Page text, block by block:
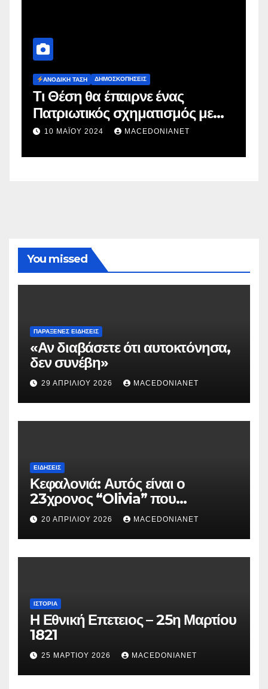
ΔΗΜΟΣΚΟΠΉΣΕΙΣ
Ευρωεκλογές 2024: Πρόθεση
Ψήφου
2 ΜΑΪ́ΟΥ 2024 MACEDONIANET
You missed
ΠΑΡΆΞΕΝΕΣ ΕΙΔΉΣΕΙΣ
«Αν διαβάσετε ότι αυτοκτόνησα,
δεν συνέβη»
29 ΑΠΡΙΛΊΟΥ 2026 MACEDONIANET
ΕΙΔΉΣΕΙΣ
Κεφαλονιά: Αυτός είναι ο
23χρονος “Olivia” που
κατηγορείται για τον θάνατο της
Μυρτούς
20 ΑΠΡΙΛΊΟΥ 2026 MACEDONIANET
ΙΣΤΟΡΊΑ
Η Εθνική Επετειος – 25η Μαρτίου
1821
25 ΜΑΡΤΊΟΥ 2026 MACEDONIANET